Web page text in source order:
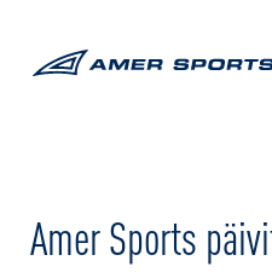
Amer Sports